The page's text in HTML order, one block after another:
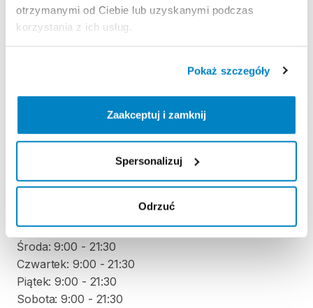
otrzymanymi od Ciebie lub uzyskanymi podczas
korzystania z ich usług.
Pokaż szczegóły
Zaakceptuj i zamknij
Spersonalizuj
Odrzuć
REGULAMIN
Regulamin wypożyczalni
Nie pobieramy kaucji za wypożyczenie tego
produktu.
ODBIÓR I ZWROT SPRZĘTU
Poniedziałek: 9:00 - 21:30
Wtorek: 9:00 - 21:30
Środa: 9:00 - 21:30
Czwartek: 9:00 - 21:30
Piątek: 9:00 - 21:30
Sobota: 9:00 - 21:30